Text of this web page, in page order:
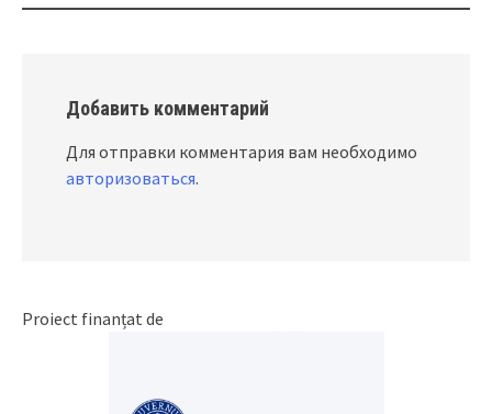
Добавить комментарий
Для отправки комментария вам необходимо
авторизоваться.
Proiect finanțat de